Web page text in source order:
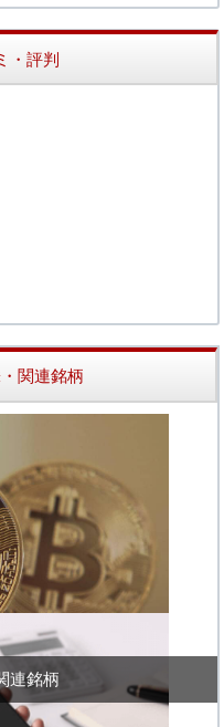
・評判
関連銘柄
連銘柄